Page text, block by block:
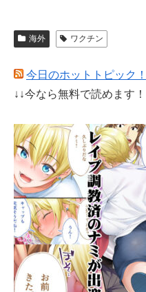
海外 ワクチン
今日のホットトピック！
↓↓今なら無料で読めます！